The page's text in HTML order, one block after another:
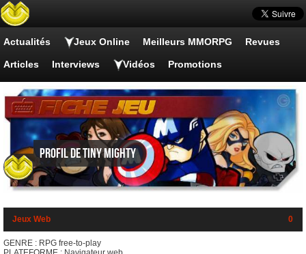
Actualités Jeux Online Meilleurs MMORPG Revues
Articles Interviews Vidéos Promotions
Profil de Tiny Mighty
Jeux Web 0
GENRE : RPG free-to-play